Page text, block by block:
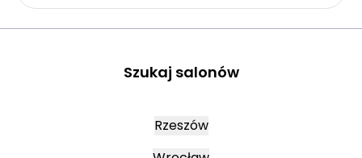
Szukaj salonów
Rzeszów